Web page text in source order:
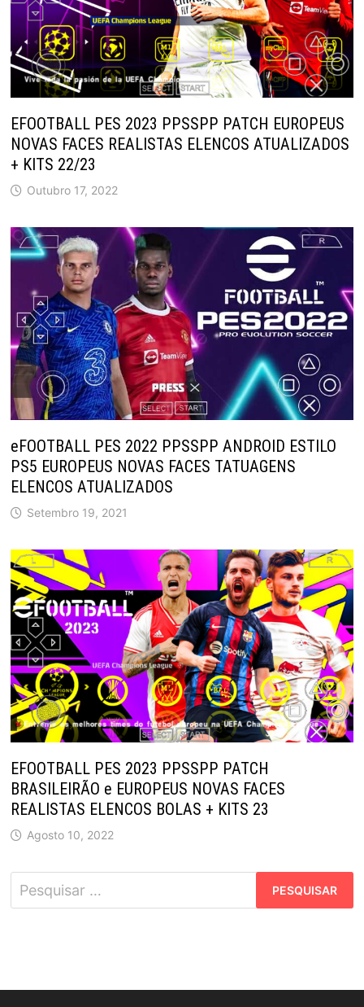
EFOOTBALL PES 2023 PPSSPP PATCH EUROPEUS
NOVAS FACES REALISTAS ELENCOS ATUALIZADOS
+ KITS 22/23
Outubro 17, 2022
eFOOTBALL PES 2022 PPSSPP ANDROID ESTILO
PS5 EUROPEUS NOVAS FACES TATUAGENS
ELENCOS ATUALIZADOS
Setembro 19, 2021
EFOOTBALL PES 2023 PPSSPP PATCH
BRASILEIRÃO e EUROPEUS NOVAS FACES
REALISTAS ELENCOS BOLAS + KITS 23
Agosto 10, 2022
Pesquisar
por: